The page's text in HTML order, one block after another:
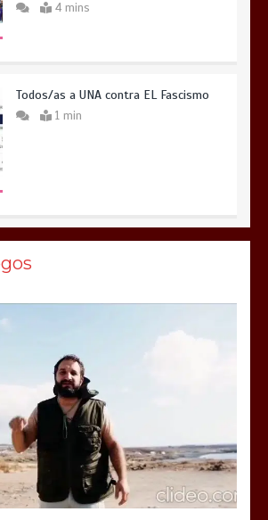
4 mins
Todos/as a UNA contra EL Fascismo
1 min